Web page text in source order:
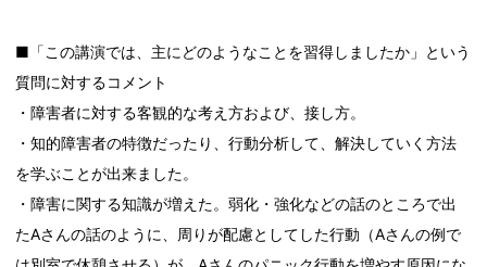
■「この講演では、主にどのようなことを習得しましたか」という
質問に対するコメント
・障害者に対する客観的な考え方および、接し方。
・知的障害者の特徴だったり、行動分析して、解決していく方法
を学ぶことが出来ました。
・障害に関する知識が増えた。弱化・強化などの話のところで出
たAさんの話のように、周りが配慮としてした行動（Aさんの例で